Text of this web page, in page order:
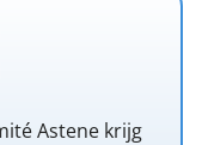
Astene krijg